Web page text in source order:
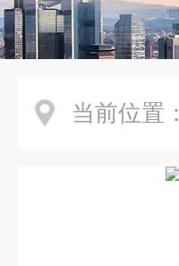
当前位置：